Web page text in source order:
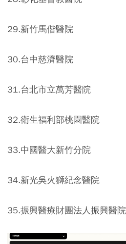
29.新竹馬偕醫院
30.台中慈濟醫院
31.台北市立萬芳醫院
32.衛生福利部桃園醫院
33.中國醫大新竹分院
34.新光吳火獅紀念醫院
35.振興醫療財團法人振興醫院